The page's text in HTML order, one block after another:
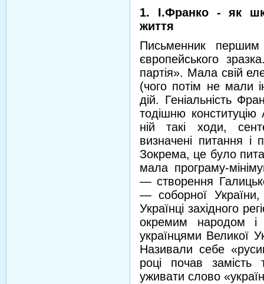
1. І.Франко - як
життя
Письменник
європейського
партія». Мала свій
(чого потім не мали
дій. Геніальність
тодішню
ній такі ходи,
визначені питання і
Зокрема, це було
мала програму-
— створення
— соборної України,
Українці західного
окремим народом і
українцями Великої
Називали себе
році почав замість
уживати слово